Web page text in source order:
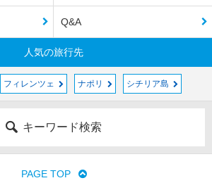
Q&A
人気の旅行先
フィレンツェ ナポリ シチリア島
キーワード検索
PAGE TOP